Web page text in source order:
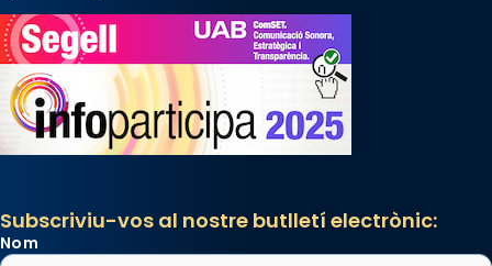
Subscriviu-vos al nostre butlletí electrònic:
Nom